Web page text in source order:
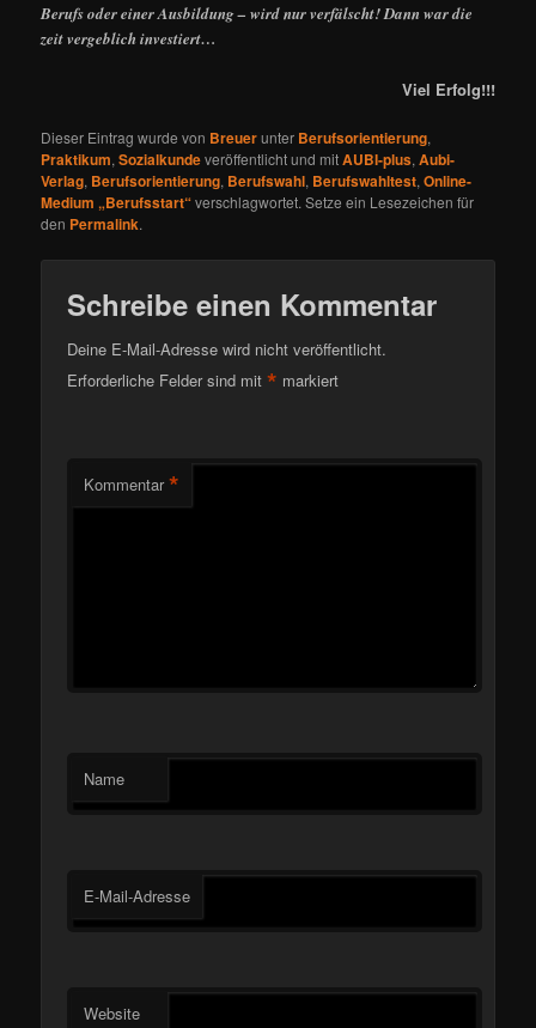
Berufs oder einer Ausbildung – wird nur verfälscht! Dann war die
zeit vergeblich investiert…
Viel Erfolg!!!
Dieser Eintrag wurde von Breuerunter Berufsorientierung,
Praktikum,Sozialkundeveröffentlicht und mitAUBI-plus,Aubi-
Verlag, Berufsorientierung, Berufswahl, Berufswahltest,Online-
Medium „Berufsstart“verschlagwortet. Setze ein Lesezeichen für
den Permalink.
Schreibe einen Kommentar
Deine E-Mail-Adresse wird nicht veröffentlicht.
Erforderliche Felder sind mit* markiert
Kommentar *
Name
E-Mail-Adresse
Website